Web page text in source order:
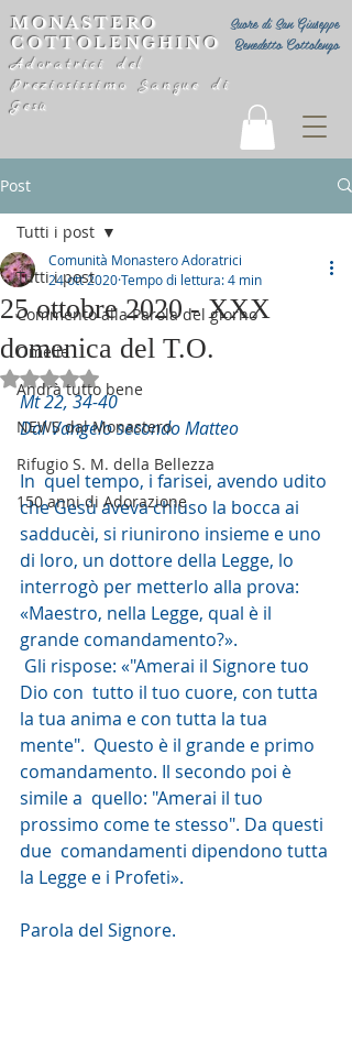
Suore di San Giuseppe
Benedetto Cottolengo
MONASTERO
COTTOLENGHINO
Adoratrici del
Preziosissimo Sangue di
Gesù
Post
Tutti i post
Commento alla Parola del giorno
Omelie
Andrà tutto bene
NEWS dal Monastero
Rifugio S. M. della Bellezza
150 anni di Adorazione
Tutti i post
25 ottobre 2020 - XXX
domenica del T.O.
Comunità Monastero Adoratrici
24 ott 2020Tempo di lettura: 4 min
Valutazione NaN stelle su 5.
Mt 22, 34-40
Dal Vangelo secondo Matteo
In  quel tempo, i farisei, avendo udito
che Gesù aveva chiuso la bocca ai
sadducèi, si riunirono insieme e uno
di loro, un dottore della Legge, lo
interrogò per metterlo alla prova:
«Maestro, nella Legge, qual è il
grande comandamento?».
Dio con  tutto il tuo cuore, con tutta
la tua anima e con tutta la tua
mente".  Questo è il grande e primo
comandamento. Il secondo poi è
simile a  quello: "Amerai il tuo
prossimo come te stesso". Da questi
due  comandamenti dipendono tutta
la Legge e i Profeti».
Parola del Signore.